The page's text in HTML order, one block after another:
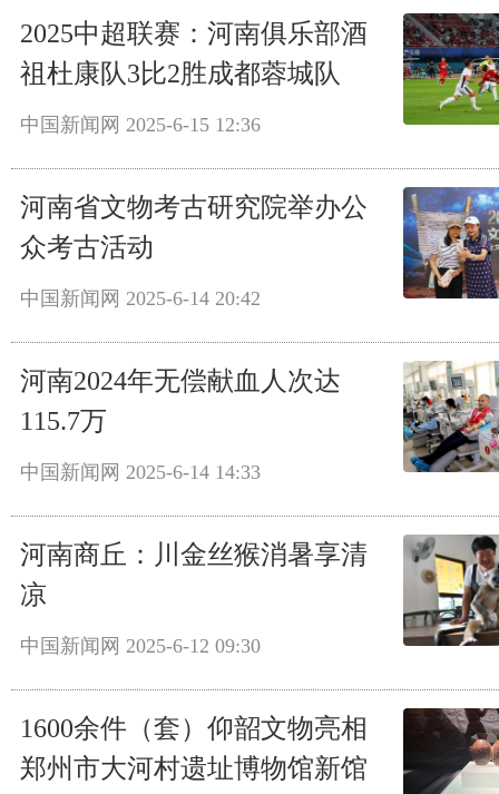
2025中超联赛：河南俱乐部酒
祖杜康队3比2胜成都蓉城队
中国新闻网 2025-6-15 12:36
河南省文物考古研究院举办公
众考古活动
中国新闻网 2025-6-14 20:42
河南2024年无偿献血人次达
115.7万
中国新闻网 2025-6-14 14:33
河南商丘：川金丝猴消暑享清
凉
中国新闻网 2025-6-12 09:30
1600余件（套）仰韶文物亮相
郑州市大河村遗址博物馆新馆